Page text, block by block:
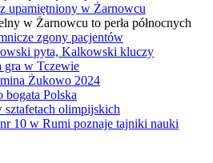
upamiętniony w Żarnowcu
w Żarnowcu to perła północnych
zgony pacjentów
pyta, Kalkowski kluczy
gra w Tczewie
Żukowo 2024
bogata Polska
olimpijskich
10 w Rumi poznaje tajniki nauki